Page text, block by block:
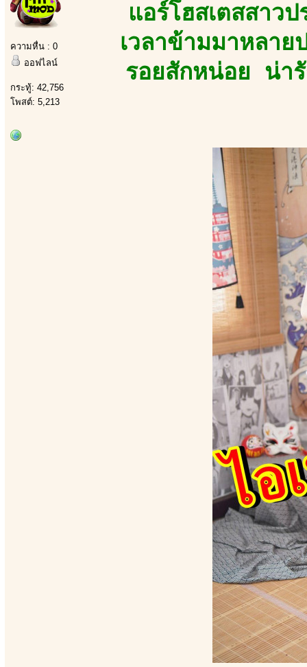
ความหื่น : 0
ออฟไลน์
กระทู้: 42,756
โพสต์: 5,213
แอร์โฮสเตสสาว
เวลาข้ามมาหลาย
รอยสักหน่อย น่า